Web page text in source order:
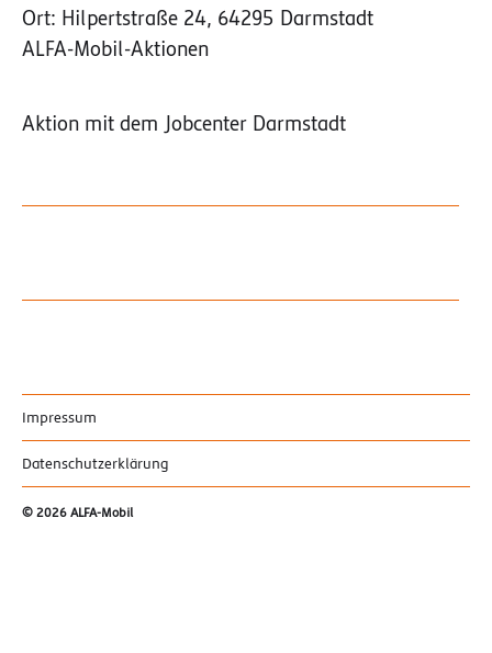
Ort: Hilpertstraße 24, 64295 Darmstadt
ALFA-Mobil-Aktionen
Aktion mit dem Jobcenter Darmstadt
Impressum
Datenschutzerklärung
© 2026 ALFA-Mobil